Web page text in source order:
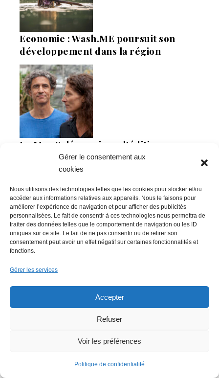
Gérer le consentement aux
cookies
Nous utilisons des technologies telles que les cookies pour stocker et/ou
accéder aux informations relatives aux appareils. Nous le faisons pour
améliorer l’expérience de navigation et pour afficher des publicités
personnalisées. Le fait de consentir à ces technologies nous permettra de
traiter des données telles que le comportement de navigation ou les ID
uniques sur ce site. Le fait de ne pas consentir ou de retirer son
consentement peut avoir un effet négatif sur certaines fonctionnalités et
fonctions.
Gérer les services
Accepter
Refuser
Voir les préférences
Politique de confidentialité
Economie : Wash.ME poursuit son
développement dans la région
La Mer Salée, maison d’édition,
soutenue par 300 citoyens
Flowrette rachetée, relocalise sa
Lire + d'infos éco